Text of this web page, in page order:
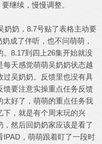
继续，慢慢调整。
奶奶，8.7号贴了表格主动要
成了伴听，也不问萌萌，
8.17到四上26集开始就没
天感觉萌萌吴奶奶状态越
过吴奶奶。反馈里也没有具
馈要注意实操重点任务反馈
太好了，萌萌的重点任务我
下，就是有个周末玩的兴
然后回奶奶家应该是看了
，萌萌跟着盯了一段时